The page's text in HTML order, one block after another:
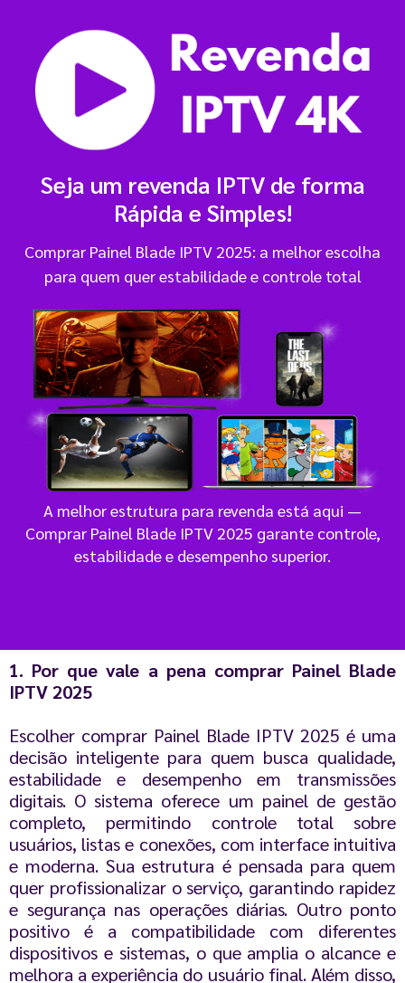
Seja um revenda IPTV de forma
Rápida e Simples!
Comprar Painel Blade IPTV 2025: a melhor escolha
para quem quer estabilidade e controle total
A melhor estrutura para revenda está aqui —
Comprar Painel Blade IPTV 2025 garante controle,
estabilidade e desempenho superior.
1. Por que vale a pena comprar Painel Blade
IPTV 2025
Escolher comprar Painel Blade IPTV 2025 é uma
decisão inteligente para quem busca qualidade,
estabilidade e desempenho em transmissões
digitais. O sistema oferece um painel de gestão
completo, permitindo controle total sobre
usuários, listas e conexões, com interface intuitiva
e moderna. Sua estrutura é pensada para quem
quer profissionalizar o serviço, garantindo rapidez
e segurança nas operações diárias. Outro ponto
positivo é a compatibilidade com diferentes
dispositivos e sistemas, o que amplia o alcance e
melhora a experiência do usuário final. Além disso,